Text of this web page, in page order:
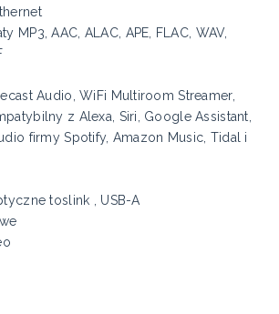
MP3, AAC, ALAC, APE, FLAC, WAV,
Audio, WiFi Multiroom Streamer,
z Alexa, Siri, Google Assistant,
firmy Spotify, Amazon Music, Tidal i
toslink , USB-A